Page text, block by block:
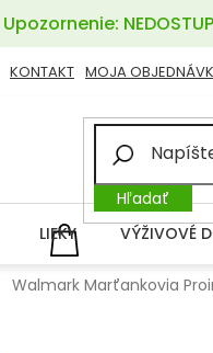
Upozornenie:
KONTAKT MOJA
Hľadať
NÁKUPNÝ
KOŠÍK
LIEKY VÝŽIVOVÉ
Walmark Marťankovia